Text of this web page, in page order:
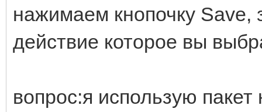
нажимаем кнопочку Save,
действие которое вы
вопрос:я использую